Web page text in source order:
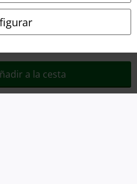
a la cesta
pero no losgastos de transporte
HGmbH